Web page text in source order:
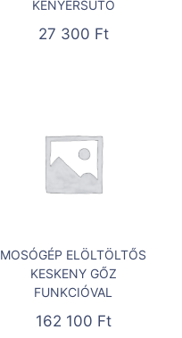
KENYÉRSÜTŐ
27 300 Ft
MOSÓGÉP ELÖLTÖLTŐS
KESKENY GŐZ
FUNKCIÓVAL
162 100 Ft